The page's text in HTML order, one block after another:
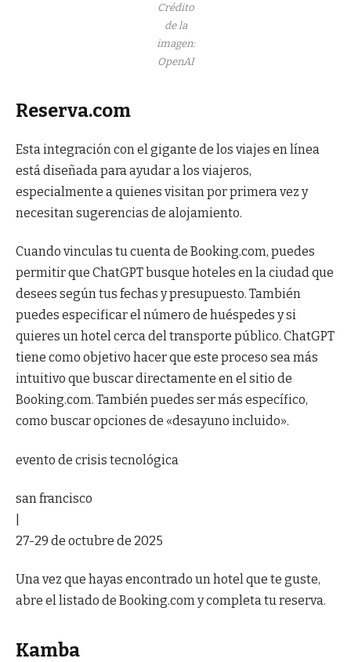
Crédito
de la
imagen:
OpenAI
Reserva.com
Esta integración con el gigante de los viajes en línea
está diseñada para ayudar a los viajeros,
especialmente a quienes visitan por primera vez y
necesitan sugerencias de alojamiento.
Cuando vinculas tu cuenta de Booking.com, puedes
permitir que ChatGPT busque hoteles en la ciudad que
desees según tus fechas y presupuesto. También
puedes especificar el número de huéspedes y si
quieres un hotel cerca del transporte público. ChatGPT
tiene como objetivo hacer que este proceso sea más
intuitivo que buscar directamente en el sitio de
Booking.com. También puedes ser más específico,
como buscar opciones de «desayuno incluido».
evento de crisis tecnológica
san francisco
27-29 de octubre de 2025
Una vez que hayas encontrado un hotel que te guste,
abre el listado de Booking.com y completa tu reserva.
Kamba